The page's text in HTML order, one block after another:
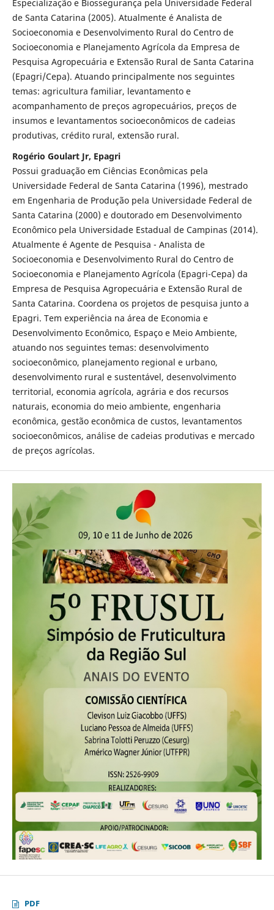
Especialização e Biossegurança pela Universidade Federal
de Santa Catarina (2005). Atualmente é Analista de
Socioeconomia e Desenvolvimento Rural do Centro de
Socioeconomia e Planejamento Agrícola da Empresa de
Pesquisa Agropecuária e Extensão Rural de Santa Catarina
(Epagri/Cepa). Atuando principalmente nos seguintes
temas: agricultura familiar, levantamento e
acompanhamento de preços agropecuários, preços de
insumos e levantamentos socioeconômicos de cadeias
produtivas, crédito rural, extensão rural.
Rogério Goulart Jr, Epagri
Possui graduação em Ciências Econômicas pela
Universidade Federal de Santa Catarina (1996), mestrado
em Engenharia de Produção pela Universidade Federal de
Santa Catarina (2000) e doutorado em Desenvolvimento
Econômico pela Universidade Estadual de Campinas (2014).
Atualmente é Agente de Pesquisa - Analista de
Socioeconomia e Desenvolvimento Rural do Centro de
Socioeconomia e Planejamento Agrícola (Epagri-Cepa) da
Empresa de Pesquisa Agropecuária e Extensão Rural de
Santa Catarina. Coordena os projetos de pesquisa junto a
Epagri. Tem experiência na área de Economia e
Desenvolvimento Econômico, Espaço e Meio Ambiente,
atuando nos seguintes temas: desenvolvimento
socioeconômico, planejamento regional e urbano,
desenvolvimento rural e sustentável, desenvolvimento
territorial, economia agrícola, agrária e dos recursos
naturais, economia do meio ambiente, engenharia
econômica, gestão econômica de custos, levantamentos
socioeconômicos, análise de cadeias produtivas e mercado
de preços agrícolas.
PDF